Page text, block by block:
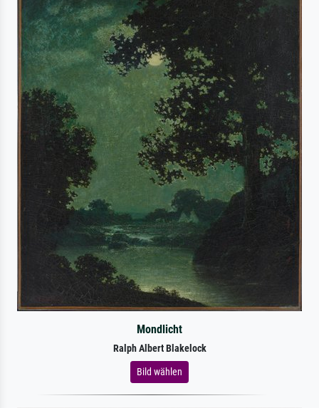
Mondlicht
Ralph Albert Blakelock
Bild wählen